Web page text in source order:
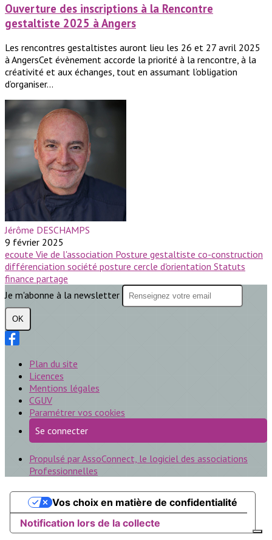
Ouverture des inscriptions à la Rencontre
gestaltiste 2025 à Angers
Les rencontres gestaltistes auront lieu les 26 et 27 avril 2025
à AngersCet évènement accorde la priorité à la rencontre, à la
créativité et aux échanges, tout en assumant l’obligation
d’organiser...
Jérôme DESCHAMPS
9 février 2025
ecoute Vie de l'association Posture gestaltiste co-construction
différenciation société posture cercle d'orientation Statuts
finance partage
Je m'abonne à la newsletter
OK
Plan du site
Licences
Mentions légales
CGUV
Paramétrer vos cookies
Se connecter
Propulsé par AssoConnect, le logiciel des associations
Professionnelles
Notification lors de la collecte
Vos choix en matière de confidentialité